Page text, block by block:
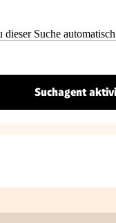
Suche
Suchagent